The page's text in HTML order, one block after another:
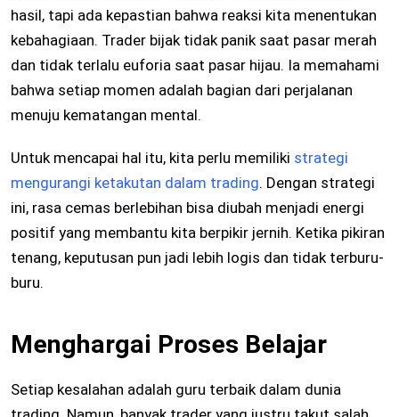
hasil, tapi ada kepastian bahwa reaksi kita menentukan
kebahagiaan. Trader bijak tidak panik saat pasar merah
dan tidak terlalu euforia saat pasar hijau. Ia memahami
bahwa setiap momen adalah bagian dari perjalanan
menuju kematangan mental.
Untuk mencapai hal itu, kita perlu memiliki strategi
mengurangi ketakutan dalam trading. Dengan strategi
ini, rasa cemas berlebihan bisa diubah menjadi energi
positif yang membantu kita berpikir jernih. Ketika pikiran
tenang, keputusan pun jadi lebih logis dan tidak terburu-
buru.
Menghargai Proses Belajar
Setiap kesalahan adalah guru terbaik dalam dunia